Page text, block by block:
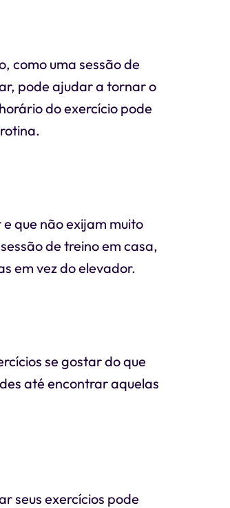
como uma sessão de
pode ajudar a tornar o
do exercício pode
que não exijam muito
de treino em casa,
em vez do elevador.
se gostar do que
até encontrar aquelas
seus exercícios pode